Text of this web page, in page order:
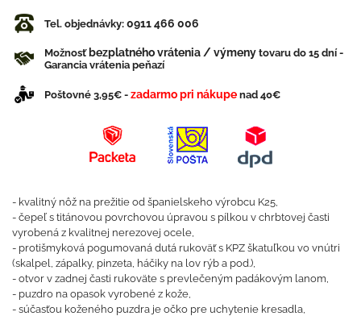
Tel. objednávky: 0911 466 006
Možnosťbezplatného vrátenia / výmeny tovaru do 15 dní -
Garancia vrátenia peňazí
Poštovné 3,95€ - zadarmo pri nákupe nad 40€
- kvalitný nôž na prežitie od španielskeho výrobcu K25,
- čepeľ s titánovou povrchovou úpravou s pílkou v chrbtovej časti
vyrobená z kvalitnej nerezovej ocele,
- protišmyková pogumovaná dutá rukoväť s KPZ škatuľkou vo vnútri
(skalpel, zápalky, pinzeta, háčiky na lov rýb a pod.),
- otvor v zadnej časti rukoväte s prevlečeným padákovým lanom,
- puzdro na opasok vyrobené z kože,
- súčasťou koženého puzdra je očko pre uchytenie kresadla,